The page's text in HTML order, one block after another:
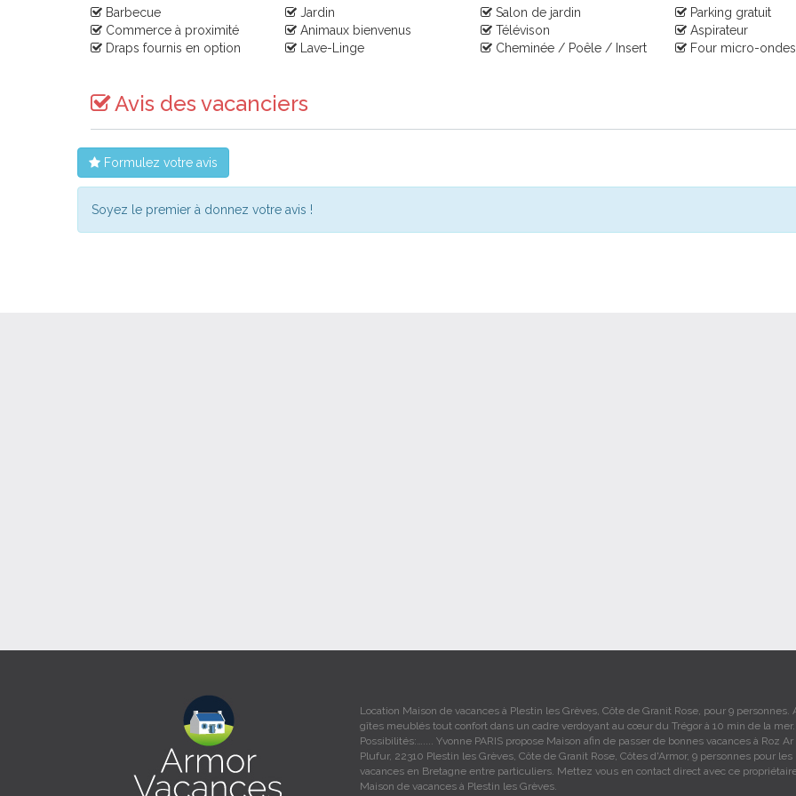
Barbecue Jardin Salon de jardin
Parking gratuit
Commerce à proximité
Animaux bienvenus Télévison
Aspirateur
Draps fournis en option
Lave-Linge Cheminée / Poêle / Insert Four micro-ondes
Avis des vacanciers
Formulez votre avis
Soyez le premier à donnez votre avis !
Location Maison de vacances à Plestin les Grèves, Côte de Granit Rose, pour 9 personnes.
gîtes meublés tout confort dans un cadre verdoyant au cœur du Trégor à 10 min de la mer.
Possibilités:….... Yvonne PARIS propose Maison afin de passer de bonnes vacances à Roz Ar
Plufur, 22310 Plestin les Grèves, Côte de Granit Rose, Côtes d'Armor, 9 personnes pour les
vacances en Bretagne entre particuliers. Mettez vous en contact direct avec ce
Maison de vacances à Plestin les Grèves.